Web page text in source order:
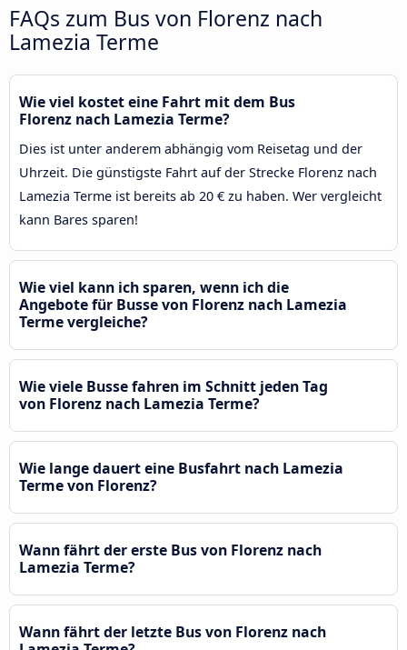
FAQs zum Bus von Florenz nach
Lamezia Terme
Wie viel kostet eine Fahrt mit dem Bus
Florenz nach Lamezia Terme?
Dies ist unter anderem abhängig vom Reisetag und der
Uhrzeit. Die günstigste Fahrt auf der Strecke Florenz nach
Lamezia Terme ist bereits ab 20 € zu haben. Wer vergleicht
kann Bares sparen!
Wie viel kann ich sparen, wenn ich die
Angebote für Busse von Florenz nach Lamezia
Terme vergleiche?
Wie viele Busse fahren im Schnitt jeden Tag
von Florenz nach Lamezia Terme?
Wie lange dauert eine Busfahrt nach Lamezia
Terme von Florenz?
Wann fährt der erste Bus von Florenz nach
Lamezia Terme?
Wann fährt der letzte Bus von Florenz nach